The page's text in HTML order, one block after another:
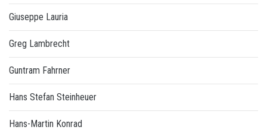
Giuseppe Lauria
Greg Lambrecht
Guntram Fahrner
Hans Stefan Steinheuer
Hans-Martin Konrad